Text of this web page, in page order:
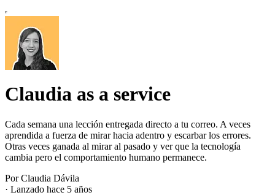
Claudia as a service
Cada semana una lección entregada directo a tu correo. A veces
aprendida a fuerza de mirar hacia adentro y escarbar los errores.
Otras veces ganada al mirar al pasado y ver que la tecnología
cambia pero el comportamiento humano permanece.
Por Claudia Dávila
· Lanzado hace 5 años